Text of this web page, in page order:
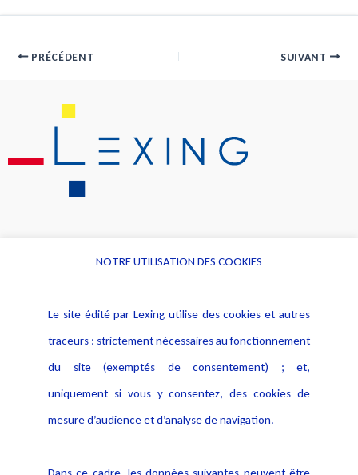
PRÉCÉDENT SUIVANT
Alerte professionnelle
Déclaration d'accessibilité
Notice Légale
Politique de protection des
données
Publications
NOTRE UTILISATION DES COOKIES
Le site édité par Lexing utilise des cookies et autres
traceurs : strictement nécessaires au fonctionnement
du site (exemptés de consentement) ; et,
uniquement si vous y consentez, des cookies de
mesure d’audience et d’analyse de navigation.